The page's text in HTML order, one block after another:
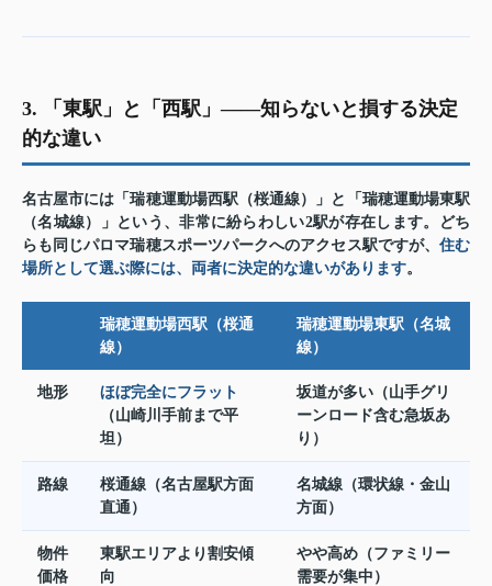
3. 「東駅」と「西駅」——知らないと損する決定
的な違い
名古屋市には「瑞穂運動場西駅（桜通線）」と「瑞穂運動場東駅
（名城線）」という、非常に紛らわしい2駅が存在します。どち
らも同じパロマ瑞穂スポーツパークへのアクセス駅ですが、 住む
場所として選ぶ際には、両者に決定的な違いがあります。
瑞穂運動場西駅（桜通
線）
瑞穂運動場東駅（名城
線）
地形
ほぼ完全にフラット
（山崎川手前まで平
坦）
坂道が多い（山手グリ
ーンロード含む急坂あ
り）
路線
桜通線（名古屋駅方面
直通）
名城線（環状線・金山
方面）
物件
価格
東駅エリアより割安傾
向
やや高め（ファミリー
需要が集中）